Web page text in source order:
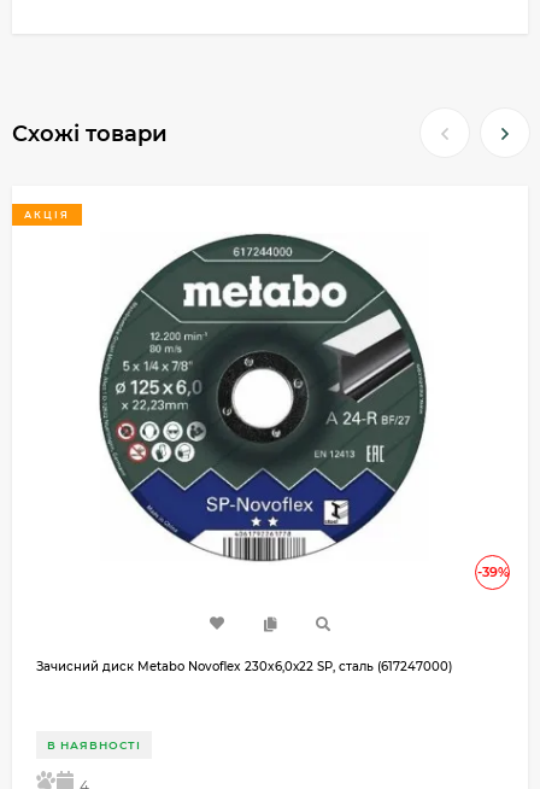
Схожі товари
-39%
АКЦІЯ
Зачисний диск Metabo Novoflex 230x6,0х22 SP, сталь (617247000)
В НАЯВНОСТІ